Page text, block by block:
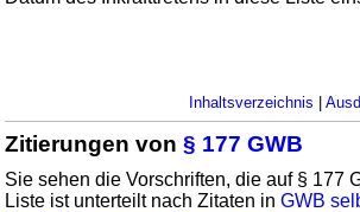
Inhaltsverzeichnis
Zitierungen von§ 177 GWB
Sie sehen die Vorschriften, die auf § 177
Liste ist unterteilt nach Zitaten inGWB